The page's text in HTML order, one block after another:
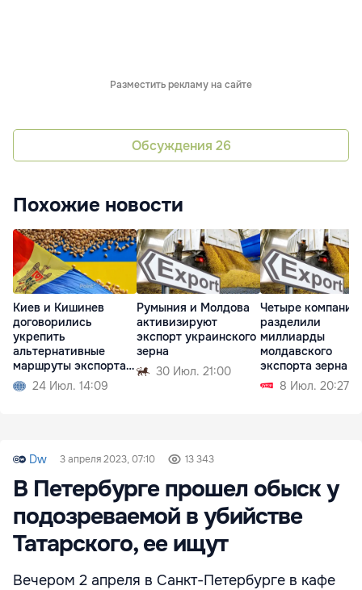
Разместить рекламу на сайте
Обсуждения 26
Похожие новости
Киев и Кишинев
договорились
укрепить
альтернативные
маршруты экспорта
зерна24 Июл. 14:09
Румыния и Молдова
активизируют
экспорт украинского
зерна
30 Июл. 21:00
Четыре компании
разделили
миллиарды
молдавского
экспорта зерна
8 Июл. 20:27
Dw 3 апреля 2023, 07:10 13 343
В Петербурге прошел обыск у
подозреваемой в убийстве
Татарского, ее ищут
Вечером 2 апреля в Санкт-Петербурге в кафе